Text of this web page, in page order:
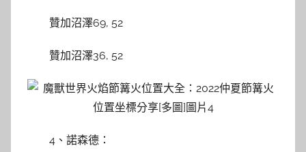
贊加沼澤69, 52
贊加沼澤36, 52
4、諾森德：